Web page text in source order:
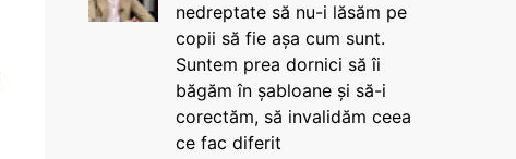
nedreptate să nu-i lăsăm pe
copii să fie așa cum sunt.
Suntem prea dornici să îi
băgăm în șabloane și să-i
corectăm, să invalidăm ceea
ce fac diferit